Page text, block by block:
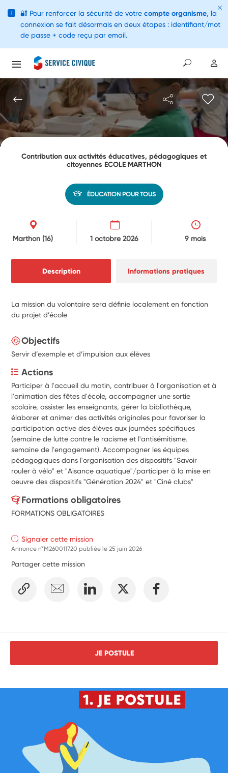
Contribution aux activités éducatives, pédagogiques et
citoyennes ECOLE MARTHON
ÉDUCATION POUR TOUS
Marthon(16) 1 octobre 2026 9 mois
Description Informations pratiques
La mission du volontaire sera définie localement en fonction
du projet d’école
Objectifs
Servir d’exemple et d’impulsion aux élèves
Actions
Participer à l'accueil du matin, contribuer à l'organisation et à
l'animation des fêtes d'école, accompagner une sortie
scolaire, assister les enseignants, gérer la bibliothèque,
élaborer et animer des activités originales pour favoriser la
participation active des élèves aux journées spécifiques
(semaine de lutte contre le racisme et l'antisémitisme,
semaine de l'engagement). Accompagner les équipes
pédagogiques dans l'organisation des dispositifs "Savoir
rouler à vélo" et "Aisance aquatique"/participer à la mise en
oeuvre des dispositifs "Génération 2024" et "Ciné clubs"
Formations obligatoires
FORMATIONS OBLIGATOIRES
Signaler cette mission
Annonce n°M260011720 publiée le25 juin 2026
Partager cette mission
JE POSTULE
i 🔐 Pour renforcer la sécurité de votre compte organisme, la
connexion se fait désormais en deux étapes : identifiant/mot
de passe + code reçu par email.